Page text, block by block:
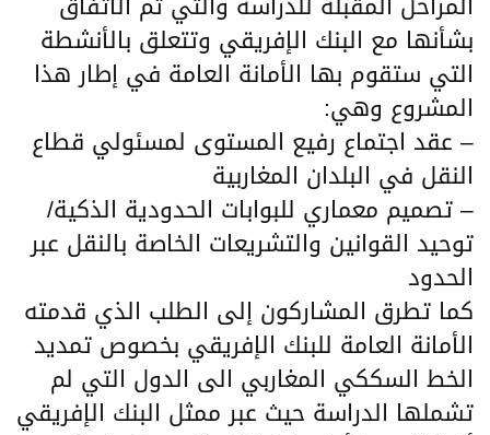
بشأنها مع البنك الإفريقي وتتعلق بالأنشطة
التي ستقوم بها الأمانة العامة في إطار هذا
المشروع وهي:
– عقد اجتماع رفيع المستوى لمسئولي قطاع
النقل في البلدان المغاربية
– تصميم معماري للبوابات الحدودية الذكية/
توحيد القوانين والتشريعات الخاصة بالنقل عبر
الحدود
كما تطرق المشاركون إلى الطلب الذي قدمته
الأمانة العامة للبنك الإفريقي بخصوص تمديد
الخط السككي المغاربي الى الدول التي لم
تشملها الدراسة حيث عبر ممثل البنك الإفريقي